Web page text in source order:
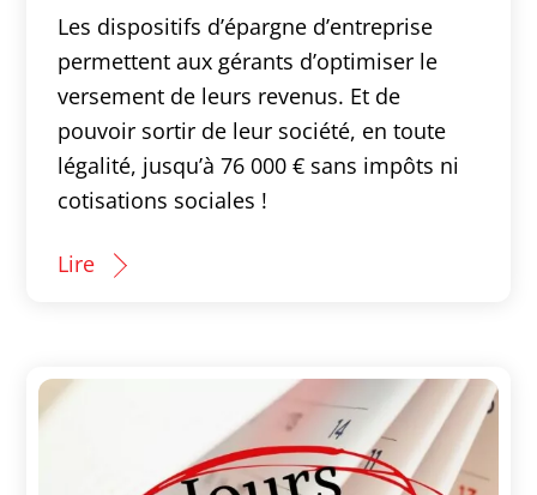
Les dispositifs d’épargne d’entreprise
permettent aux gérants d’optimiser le
versement de leurs revenus. Et de
pouvoir sortir de leur société, en toute
légalité, jusqu’à 76 000 € sans impôts ni
cotisations sociales !
Lire